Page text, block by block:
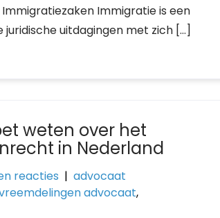
Immigratie is een
uitdagingen met zich […]
weten over het
in Nederland
reacties |advocaat
advocaat,